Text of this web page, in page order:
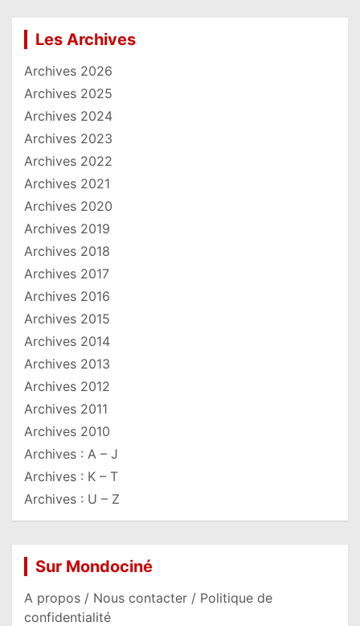
Les Archives
Archives 2026
Archives 2025
Archives 2024
Archives 2023
Archives 2022
Archives 2021
Archives 2020
Archives 2019
Archives 2018
Archives 2017
Archives 2016
Archives 2015
Archives 2014
Archives 2013
Archives 2012
Archives 2011
Archives 2010
Archives : A – J
Archives : K – T
Archives : U – Z
Sur Mondociné
A propos / Nous contacter / Politique de
confidentialité